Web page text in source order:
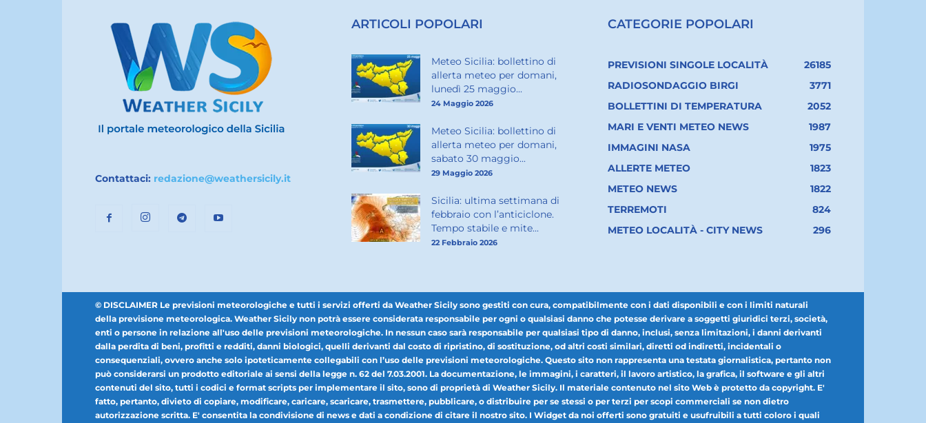
Contattaci: redazione@weathersicily.it
ARTICOLI POPOLARI
Meteo Sicilia: bollettino di
allerta meteo per domani,
lunedì 25 maggio...
24 Maggio 2026
Meteo Sicilia: bollettino di
allerta meteo per domani,
sabato 30 maggio...
29 Maggio 2026
Sicilia: ultima settimana di
febbraio con l’anticiclone.
Tempo stabile e mite...
22 Febbraio 2026
CATEGORIE POPOLARI
PREVISIONI SINGOLE LOCALITÀ
26185
RADIOSONDAGGIO BIRGI
3771
BOLLETTINI DI TEMPERATURA
2052
MARI E VENTI METEO NEWS
1987
IMMAGINI NASA
1975
ALLERTE METEO
1823
METEO NEWS
1822
TERREMOTI
824
METEO LOCALITÀ - CITY NEWS
296
© DISCLAIMER Le previsioni meteorologiche e tutti i servizi offerti da Weather Sicily sono gestiti con cura, compatibilmente con i dati disponibili e con i limiti naturali
della previsione meteorologica. Weather Sicily non potrà essere considerata responsabile per ogni o qualsiasi danno che potesse derivare a soggetti giuridici terzi, società,
enti o persone in relazione all'uso delle previsioni meteorologiche. In nessun caso sarà responsabile per qualsiasi tipo di danno, inclusi, senza limitazioni, i danni derivanti
dalla perdita di beni, profitti e redditi, danni biologici, quelli derivanti dal costo di ripristino, di sostituzione, od altri costi similari, diretti od indiretti, incidentali o
consequenziali, ovvero anche solo ipoteticamente collegabili con l’uso delle previsioni meteorologiche. Questo sito non rappresenta una testata giornalistica, pertanto non
può considerarsi un prodotto editoriale ai sensi della legge n. 62 del 7.03.2001. La documentazione, le immagini, i caratteri, il lavoro artistico, la grafica, il software e gli altri
contenuti del sito, tutti i codici e format scripts per implementare il sito, sono di proprietà di Weather Sicily. Il materiale contenuto nel sito Web è protetto da copyright. E'
fatto, pertanto, divieto di copiare, modificare, caricare, scaricare, trasmettere, pubblicare, o distribuire per se stessi o per terzi per scopi commerciali se non dietro
autorizzazione scritta. E' consentita la condivisione di news e dati a condizione di citare il nostro sito. I Widget da noi offerti sono gratuiti e usufruibili a tutti coloro i quali